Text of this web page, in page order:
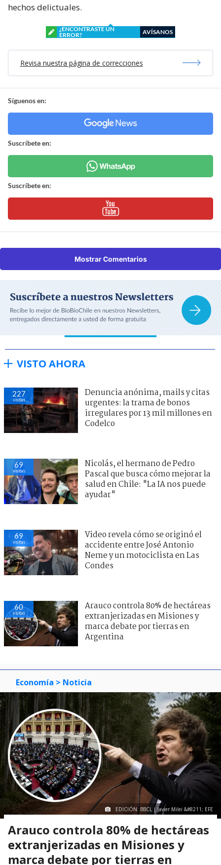
hechos delictuales.
¿ENCONTRASTE UN
ERROR?
AVÍSANOS
Revisa nuestra página de correcciones
Síguenos en:
Suscríbete en:
Suscríbete en:
Mostrar Comentarios
VISTO AHORA
227
visitas
Denuncia anónima, mails y citas
urgentes: la trama de bonos
irregulares por 13 mil millones en
Codelco
69
visitas
Nicolás, el hermano de Pedro
Pascal que busca cómo mejorar la
salud en Chile: "La IA nos puede
ayudar"
69
visitas
Video revela cómo se originó el
accidente entre José Antonio
Neme y un motociclista en Las
Condes
60
visitas
Arauco controla 80% de hectáreas
extranjerizadas en Misiones y
marca debate por tierras en
Argentina
Economía > Noticia
EDICIÓN: BBCL | Javier Milei &#8211; EFE
Arauco controla 80% de hectáreas
extranjerizadas en Misiones y
marca debate por tierras en